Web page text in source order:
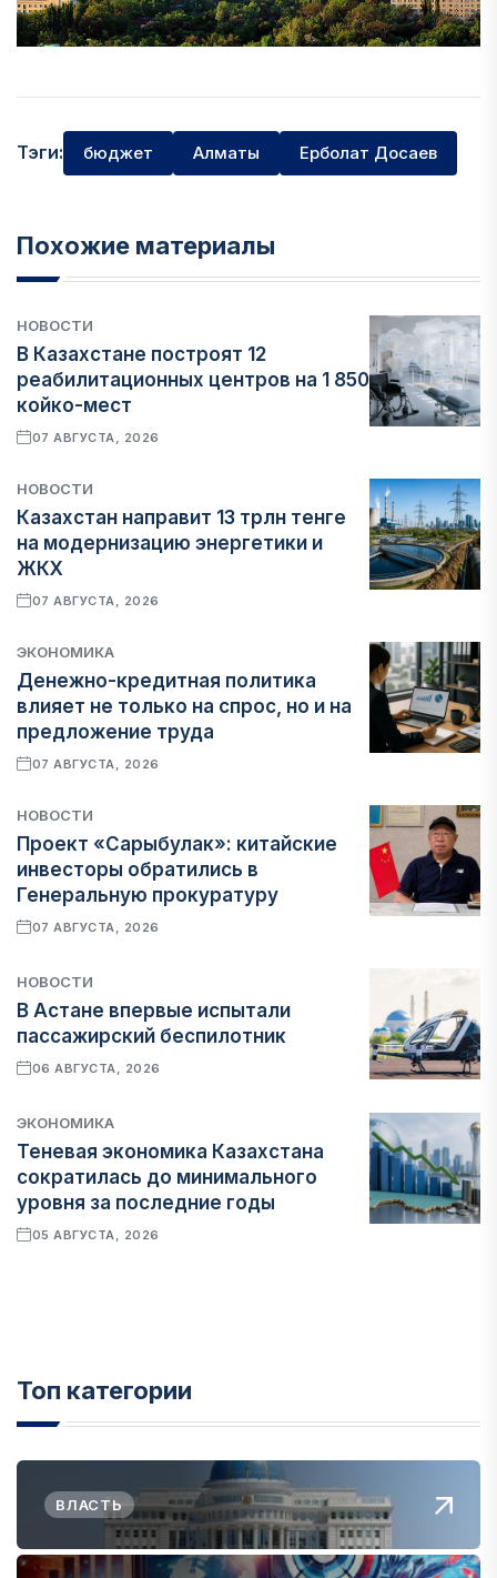
Тэги: бюджет Алматы Ерболат Досаев
Похожие материалы
НОВОСТИ
В Казахстане построят 12
реабилитационных центров на 1 850
койко-мест
07 АВГУСТА, 2026
НОВОСТИ
Казахстан направит 13 трлн тенге
на модернизацию энергетики и
ЖКХ
07 АВГУСТА, 2026
ЭКОНОМИКА
Денежно-кредитная политика
влияет не только на спрос, но и на
предложение труда
07 АВГУСТА, 2026
НОВОСТИ
Проект «Сарыбулак»: китайские
инвесторы обратились в
Генеральную прокуратуру
07 АВГУСТА, 2026
НОВОСТИ
В Астане впервые испытали
пассажирский беспилотник
06 АВГУСТА, 2026
ЭКОНОМИКА
Теневая экономика Казахстана
сократилась до минимального
уровня за последние годы
05 АВГУСТА, 2026
Топ категории
ВЛАСТЬ